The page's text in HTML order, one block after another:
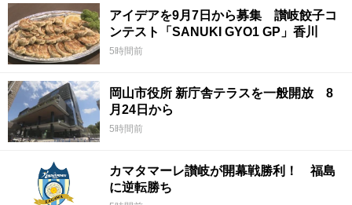
アイデアを9月7日から募集 讃岐餃子コ
ンテスト「SANUKI GYO1 GP」香川
5時間前
岡山市役所 新庁舎テラスを一般開放 8
月24日から
5時間前
カマタマーレ讃岐が開幕戦勝利！ 福島
に逆転勝ち